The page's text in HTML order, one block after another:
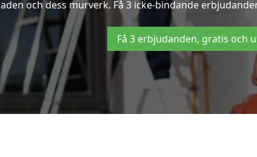
och dess murverk. Få 3 icke-bindande
Få 3 erbjudanden, gratis och